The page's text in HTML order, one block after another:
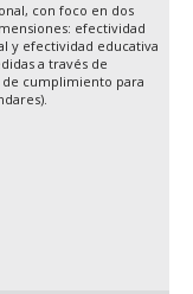
con foco en dos
efectividad
y efectividad educativa
a través de
de cumplimiento para